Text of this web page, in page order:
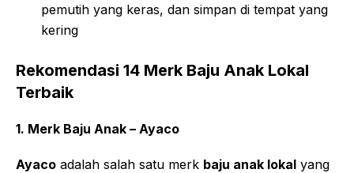
pemutih yang keras, dan simpan di tempat yang
kering
Rekomendasi 14 Merk Baju Anak Lokal
Terbaik
1. Merk Baju Anak – Ayaco
Ayaco adalah salah satu merk baju anak lokal yang